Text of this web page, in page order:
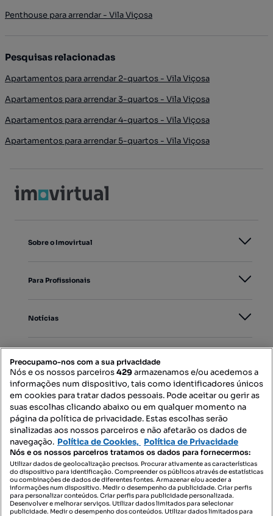
Penthouse para arrendar - Vila Viçosa
Pesquisas relacionadas
Apartamentos para arrendar 2-quartos - Vila Viçosa
Apartamentos para arrendar 3-quartos - Vila Viçosa
Apartamentos para arrendar 4-quartos - Vila Viçosa
Apartamentos para arrendar 5-quartos - Vila Viçosa
Sobre o Imovirtual
Para Profissionais
Notícias
Mapa do Site
Contacte-nos
SIGA-NOS:
Preocupamo-nos com a sua privacidade
Nós e os nossos parceiros429armazenamos e/ou acedemos a
informações num dispositivo, tais como identificadores únicos
em cookies para tratar dados pessoais. Pode aceitar ou gerir as
suas escolhas clicando abaixo ou em qualquer momento na
página da política de privacidade. Estas escolhas serão
sinalizadas aos nossos parceiros e não afetarão os dados de
navegação. Política de Cookies, Política de Privacidade
Nós e os nossos parceiros tratamos os dados para fornecermos:
Utilizar dados de geolocalização precisos. Procurar ativamente as características
do dispositivo para identificação. Compreender os públicos através de estatísticas
ou combinações de dados de diferentes fontes. Armazenar e/ou aceder a
informações num dispositivo. Medir o desempenho da publicidade. Criar perfis
para personalizar conteúdos. Criar perfis para publicidade personalizada.
Desenvolver e melhorar serviços. Utilizar dados limitados para selecionar
publicidade. Medir o desempenho dos conteúdos. Utilizar dados limitados para